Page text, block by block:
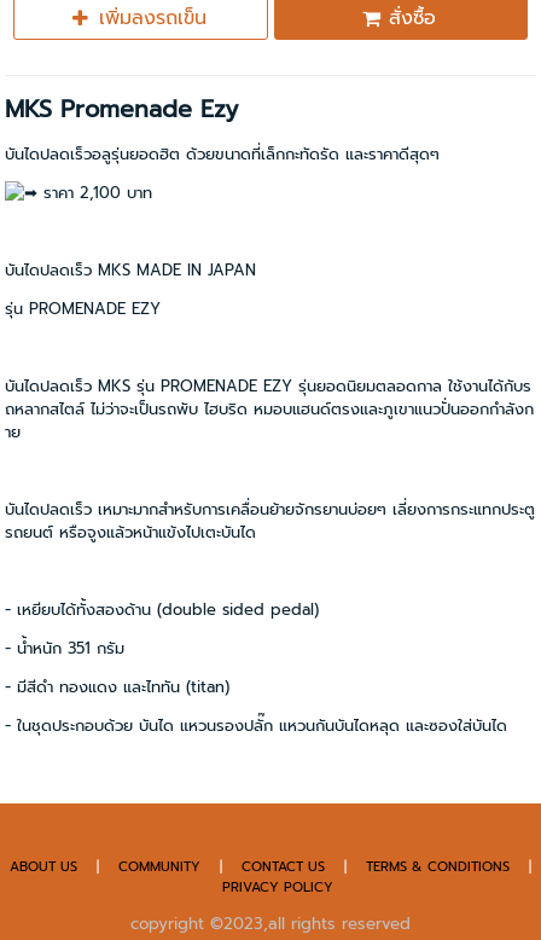
เพิ่มลงรถเข็น สั่งซื้อ
MKS Promenade Ezy
บันไดปลดเร็วอลูรุ่นยอดฮิต ด้วยขนาดที่เล็กกะทัดรัด และราคาดีสุดๆ
ราคา 2,100 บาท
บันไดปลดเร็ว MKS MADE IN JAPAN
รุ่น PROMENADE EZY
บันไดปลดเร็ว MKS รุ่น PROMENADE EZY รุ่นยอดนิยมตลอดกาล ใช้งานได้กับร
ถหลากสไตล์ ไม่ว่าจะเป็นรถพับ ไฮบริด หมอบแฮนด์ตรงและภูเขาแนวปั่นออกกำลังก
าย
บันไดปลดเร็ว เหมาะมากสำหรับการเคลื่อนย้ายจักรยานบ่อยๆ เลี่ยงการกระแทกประตู
รถยนต์ หรือจูงแล้วหน้าแข้งไปเตะบันได
- เหยียบได้ทั้งสองด้าน (double sided pedal)
- น้ำหนัก 351 กรัม
- มีสีดำ ทองแดง และไททัน (titan)
- ในชุดประกอบด้วย บันได แหวนรองปลั๊ก แหวนกันบันไดหลุด และซองใส่บันได
ABOUT US | COMMUNITY | CONTACT US | TERMS & CONDITIONS |
PRIVACY POLICY
copyright ©2023,all rights reserved